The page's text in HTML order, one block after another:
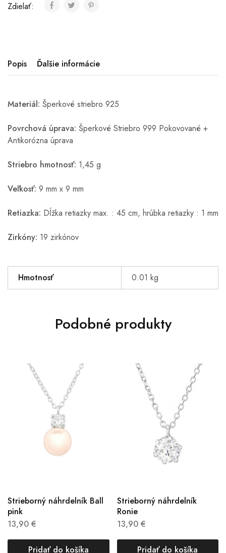
Zdielať:
Popis Ďalšie informácie
Materiál: Šperkové striebro 925
Povrchová úprava: Šperkové Striebro 999 Pokovované +
Antikorózna úprava
Striebro hmotnosť: 1,45 g
Veľkosť: 9 mm x 9 mm
Retiazka: Dĺžka retiazky max. : 45 cm, hrúbka retiazky : 1 mm
Zirkóny: 19 zirkónov
Hmotnosť 0.01 kg
Podobné produkty
Strieborný náhrdelník Ball
pink
13,90 €
Pridať do košíka
Strieborný náhrdelník
Ronie
13,90 €
Pridať do košíka